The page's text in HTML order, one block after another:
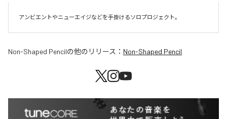
アンビエントやニューエイジなどを手掛けるソロプロジェクト。
Non-Shaped Pencilの他のリリース： Non-Shaped Pencil